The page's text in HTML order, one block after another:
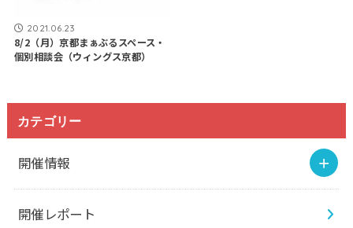
2021.06.23
8/2（月）京都まぁぶるスペース・
個別相談会（ウィングス京都）
カテゴリー
開催情報
開催レポート